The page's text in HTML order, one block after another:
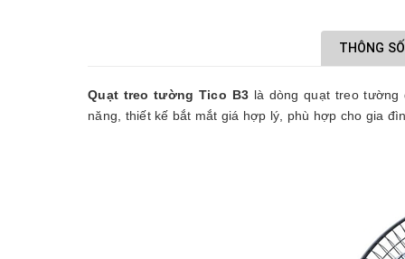
THÔNG
Quạt treo tường Tico B3 là dòng quạt treo
năng, thiết kế bắt mắt giá hợp lý, phù hợp cho gia